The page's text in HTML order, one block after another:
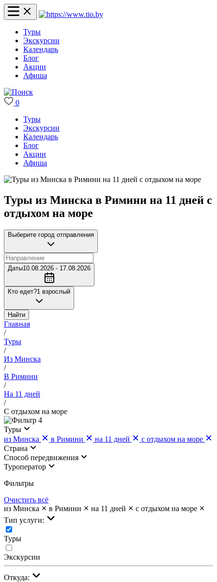
Туры
Экскурсии
Календарь
Блог
Акции
Афиша
0
Туры
Экскурсии
Календарь
Блог
Акции
Афиша
Туры из Минска в Римини на 11 дней с
отдыхом на море
Выберите город отправления
Даты10.08.2026 - 17.08.2026
Кто едет?1 взрослый
Найти
Главная
/
Туры
/
Из Минска
/
В Римини
/
На 11 дней
/
С отдыхом на море
4
Туры
из Минска
в Римини на 11 дней
с отдыхом на море
Страна
Cпособ передвижения
Туроператор
Фильтры
Очистить всё
из Минска
в Римини на 11 дней
с отдыхом на море
Тип услуги:
Туры
Экскурсии
Откуда: